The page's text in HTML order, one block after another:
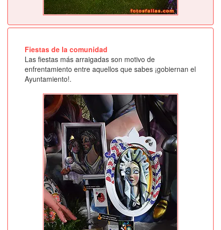
Fiestas de la comunidad
Las fiestas más arraigadas son motivo de
enfrentamiento entre aquellos que sabes ¡gobiernan el
Ayuntamiento!.